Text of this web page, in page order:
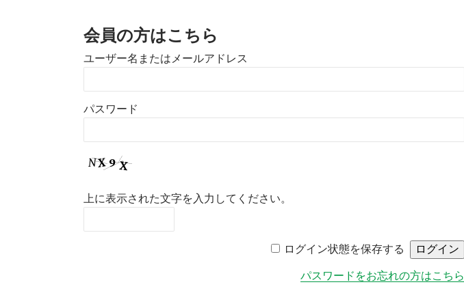
会員の方はこちら
ユーザー名またはメールアドレス
パスワード
上に表示された文字を入力してください。
ログイン状態を保存する
パスワードをお忘れの方はこちら